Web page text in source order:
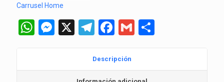
/
2
Compartimientos
Carrusel Home
WhatsApp
Messenger
X Telegram
Facebook
Gmail
Descripción